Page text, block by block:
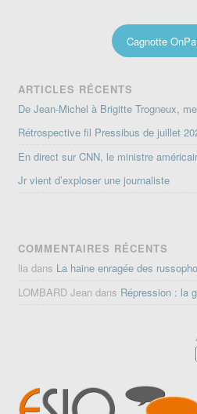
Cagnotte
ARTICLES RÉCENTS
De Jean-Michel à Brigitte Trogneux,
Rétrospective fil Pressibus de juillet
En direct sur CNN, le ministre
Jr vient d’exploser une journaliste
COMMENTAIRES RÉCENTS
lia dans La haine enragée des
LOMBARD Jean dans Répression : la